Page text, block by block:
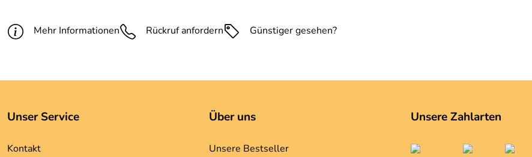
Mehr Informationen Rückruf anfordern Günstiger gesehen?
Unser Service
Kontakt
Über uns
Unsere Bestseller
Unsere Zahlarten